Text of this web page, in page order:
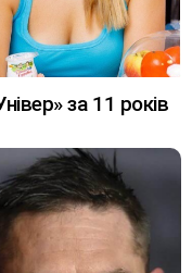
за 11 років